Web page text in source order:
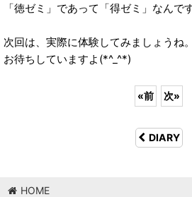
「徳ゼミ」であって「得ゼミ」なんです
次回は、実際に体験してみましょうね。
お待ちしていますよ(*^_^*)
«前 次»
DIARY
HOME